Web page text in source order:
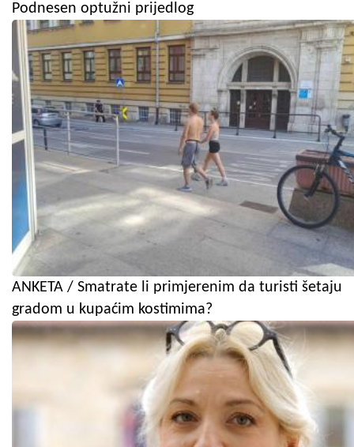
Podnesen optužni prijedlog
ANKETA / Smatrate li primjerenim da turisti šetaju
gradom u kupaćim kostimima?